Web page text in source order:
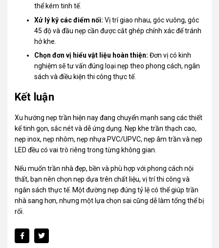
thể kém tinh tế.
Xử lý kỹ các điểm nối: Vị trí giao nhau, góc vuông, góc
45 độ và đầu nẹp cần được cắt ghép chính xác để tránh
hở khe.
Chọn đơn vị hiểu vật liệu hoàn thiện: Đơn vị có kinh
nghiệm sẽ tư vấn đúng loại nẹp theo phong cách, ngân
sách và điều kiện thi công thực tế.
Kết luận
Xu hướng nẹp trần hiện nay đang chuyển mạnh sang các thiết
kế tinh gọn, sắc nét và dễ ứng dụng. Nẹp khe trần thạch cao,
nẹp inox, nẹp nhôm, nẹp nhựa PVC/UPVC, nẹp âm trần và nẹp
LED đều có vai trò riêng trong từng không gian.
Nếu muốn trần nhà đẹp, bền và phù hợp với phong cách nội
thất, bạn nên chọn nẹp dựa trên chất liệu, vị trí thi công và
ngân sách thực tế. Một đường nẹp đúng tỷ lệ có thể giúp trần
nhà sang hơn, nhưng một lựa chọn sai cũng dễ làm tổng thể bị
rối.